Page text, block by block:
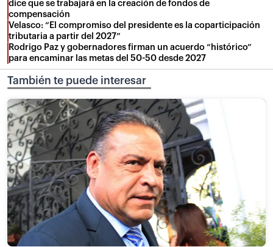
dice que se trabajará en la creación de fondos de
compensación
Velasco: “El compromiso del presidente es la coparticipación
tributaria a partir del 2027”
Rodrigo Paz y gobernadores firman un acuerdo “histórico”
para encaminar las metas del 50-50 desde 2027
También te puede interesar